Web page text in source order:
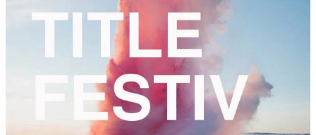
Aangepast uur!
Orion Maxted HUMAN SIMULATION
20:00
Julian Hetzel/ Frascati Producties
THE AUTOMATED SNIPER
TICKET